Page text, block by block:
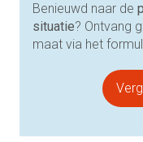
Benieuwd naar de
situatie? Ontvang
maat via het